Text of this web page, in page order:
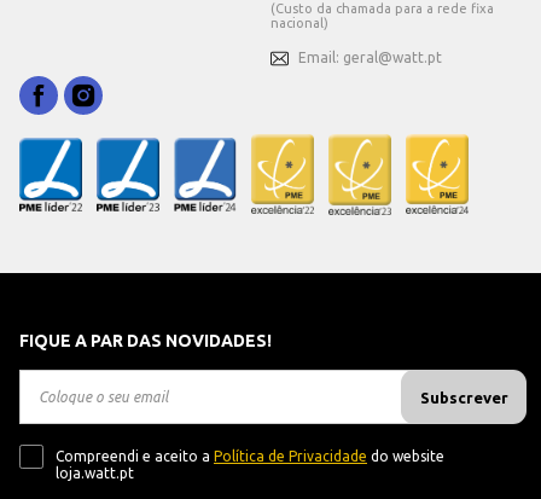
(Custo da chamada para a rede fixa
nacional)
Email: geral@watt.pt
FIQUE A PAR DAS NOVIDADES!
Subscrever
Compreendi e aceito a Política de Privacidade do website
loja.watt.pt